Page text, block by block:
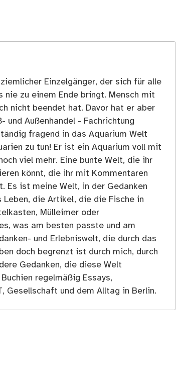
Einzelgänger, der sich für alle
zu einem Ende bringt. Mensch mit
nicht beendet hat. Davor hat er aber
und Außenhandel - Fachrichtung
fragend in das Aquarium Welt
zu tun! Er ist ein Aquarium voll mit
viel mehr. Eine bunte Welt, die ihr
könnt, die ihr mit Kommentaren
Es ist meine Welt, in der Gedanken
die Artikel, die die Fische in
Mülleimer oder
was am besten passte und am
und Erlebniswelt, die durch das
doch begrenzt ist durch mich, durch
Gedanken, die diese Welt
regelmäßig Essays,
Gesellschaft und dem Alltag in Berlin.